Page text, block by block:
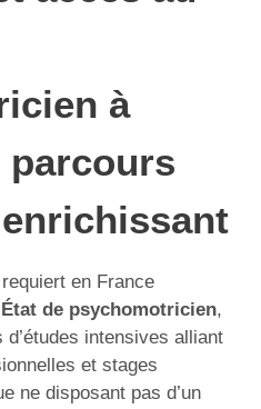
à
parcours
en France
de psychomotricien,
intensives alliant
et stages
ne disposant pas d’un